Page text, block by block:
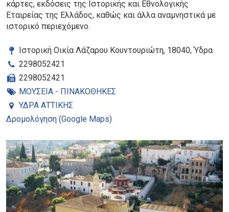
κάρτες, εκδόσεις της Ιστορικής και Εθνολογικής
Εταιρείας της Ελλάδος, καθώς και άλλα αναμνηστικά με
ιστορικό περιεχόμενο.
Ιστορική Οικία Λάζαρου Κουντουριώτη, 18040, Ύδρα
2298052421
2298052421
ΜΟΥΣΕΙΑ - ΠΙΝΑΚΟΘΗΚΕΣ
ΥΔΡΑ ΑΤΤΙΚΗΣ
Δρομολόγηση (Google Maps)